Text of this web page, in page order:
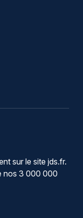
sur le site jds.fr.
nos 3 000 000